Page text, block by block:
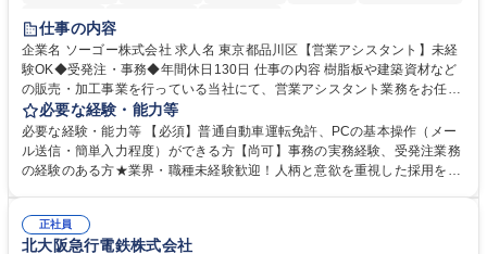
交通費支給
仕事の内容
企業名 ソーゴー株式会社 求人名 東京都品川区【営業アシスタント】未経
験OK◆受発注・事務◆年間休日130日 仕事の内容 樹脂板や建築資材など
の販売・加工事業を行っている当社にて、営業アシスタント業務をお任せ
いたします。注文対応やWebデータの出力、各所への発注・加工依頼のほ
か、電話・メール対応等の事務業務を担当します。 ■受注・発注業務：FA
Xによる注文対応、Web発注データのプリントアウト、各仕入先・協力会
社への発注および加工依頼等 ■納品書・請求書の作成および発送手配 ■商
当社の指定する業務 募集職種 東京都品川区【営業アシスタント】未経験O
K◆受発注・事務◆年間休日130日
必要な経験・能力等
必要な経験・能力等 【必須】普通自動車運転免許、PCの基本操作（メー
ル送信・簡単入力程度）ができる方【尚可】事務の実務経験、受発注業務
の経験のある方★業界・職種未経験歓迎！人柄と意欲を重視した採用を行
変化に臨機応変かつ柔軟に対応できる方、約束を守り正確に作業を進めら
れる方を求めています。高度なPCスキルや関数知識は一切不要です。丁
正社員
北大阪急行電鉄株式会社